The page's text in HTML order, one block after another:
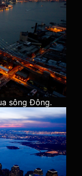
sông Đông.